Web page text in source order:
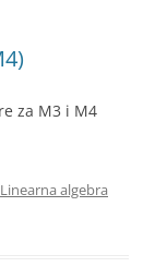
za M3 i M4
Linearna algebra